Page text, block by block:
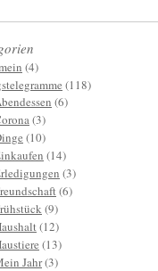
(4)
(118)
(6)
(3)
(10)
(14)
(3)
(6)
(9)
(12)
(13)
Jahr(3)